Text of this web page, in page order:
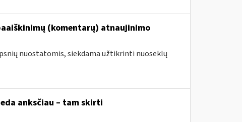
(komentarų) atnaujinimo
nuostatomis, siekdama užtikrinti nuoseklų
anksčiau – tam skirti